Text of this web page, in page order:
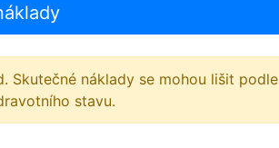
Skutečné náklady se mohou lišit podle
stavu.